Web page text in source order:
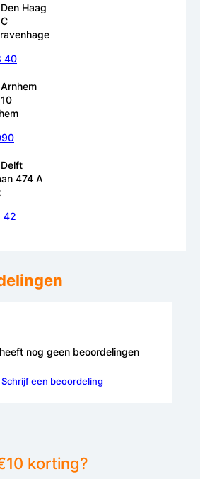
Haag
40
474 A
42
nog geen beoordelingen
Schrijf een beoordeling
korting?